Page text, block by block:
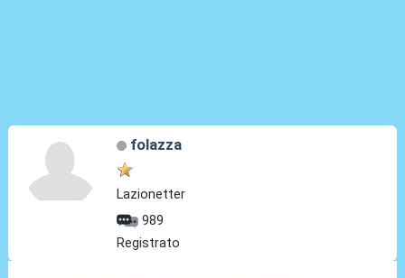
folazza
Lazionetter
989
Registrato